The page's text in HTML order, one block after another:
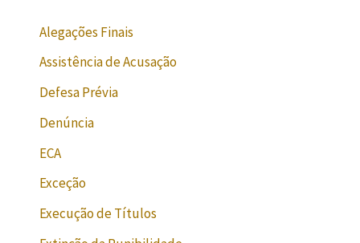
Alegações Finais
Assistência de Acusação
Defesa Prévia
Denúncia
ECA
Exceção
Execução de Títulos